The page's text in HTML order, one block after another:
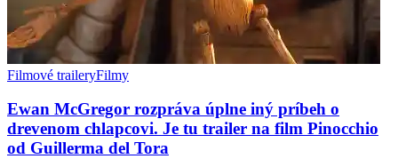
Filmové traileryFilmy
Ewan McGregor rozpráva úplne iný príbeh o
drevenom chlapcovi. Je tu trailer na film Pinocchio
od Guillerma del Tora